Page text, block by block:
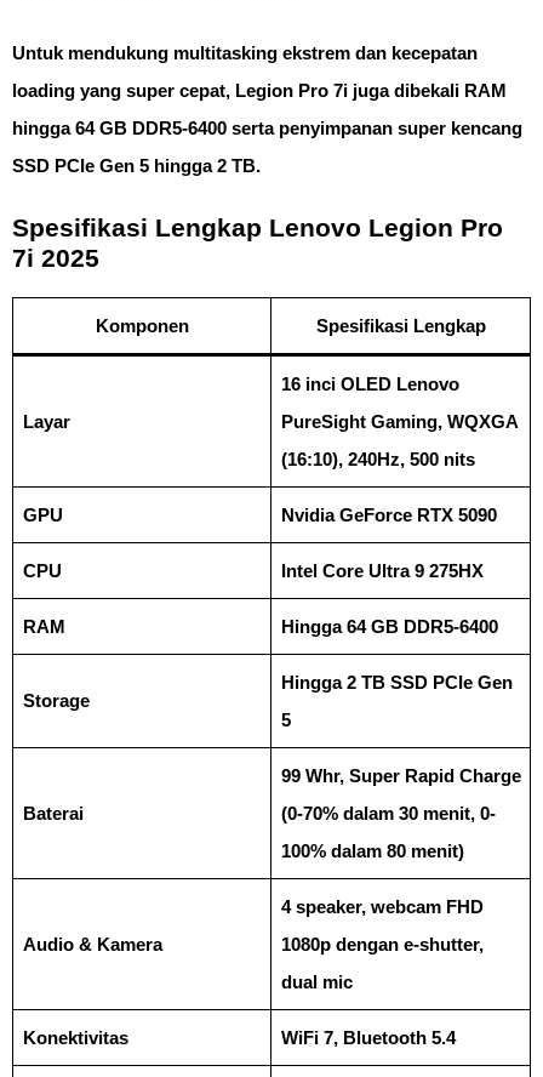
Untuk mendukung multitasking ekstrem dan kecepatan
loading yang super cepat, Legion Pro 7i juga dibekali RAM
hingga64 GB DDR5-6400 serta penyimpanan super kencang
SSD PCIe Gen 5 hingga 2 TB.
Spesifikasi Lengkap Lenovo Legion Pro
7i 2025
Komponen Spesifikasi Lengkap
Layar
16 inci OLED Lenovo
PureSight Gaming, WQXGA
(16:10), 240Hz, 500 nits
GPU Nvidia GeForce RTX 5090
CPU Intel Core Ultra 9 275HX
RAM Hingga 64 GB DDR5-6400
Storage
Hingga 2 TB SSD PCIe Gen
5
Baterai
99 Whr, Super Rapid Charge
(0-70% dalam 30 menit, 0-
100% dalam 80 menit)
Audio & Kamera
4 speaker, webcam FHD
1080p dengan e-shutter,
dual mic
Konektivitas WiFi 7, Bluetooth 5.4